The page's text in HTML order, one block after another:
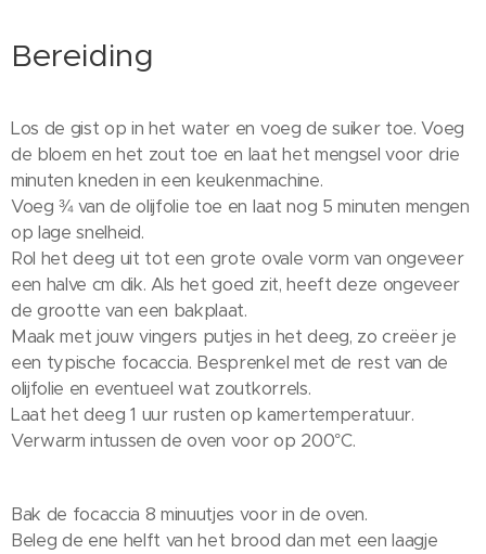
Bereiding
Los de gist op in het water en voeg de suiker toe. Voeg
de bloem en het zout toe en laat het mengsel voor drie
minuten kneden in een keukenmachine.
Voeg ¾ van de olijfolie toe en laat nog 5 minuten mengen
op lage snelheid.
Rol het deeg uit tot een grote ovale vorm van ongeveer
een halve cm dik. Als het goed zit, heeft deze ongeveer
de grootte van een bakplaat.
Maak met jouw vingers putjes in het deeg, zo creëer je
een typische focaccia. Besprenkel met de rest van de
olijfolie en eventueel wat zoutkorrels.
Laat het deeg 1 uur rusten op kamertemperatuur.
Verwarm intussen de oven voor op 200°C.
Bak de focaccia 8 minuutjes voor in de oven.
Beleg de ene helft van het brood dan met een laagje